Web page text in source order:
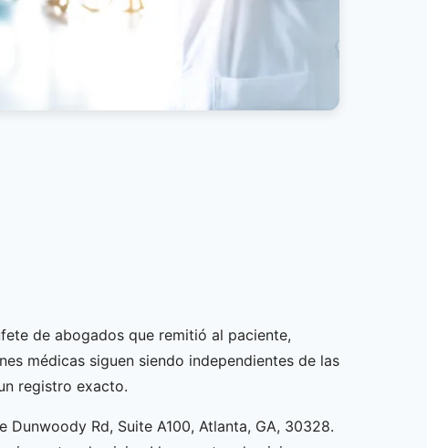
de abogados que remitió al paciente,
médicas siguen siendo independientes de las
registro exacto.
Rd, Suite A100, Atlanta, GA, 30328.